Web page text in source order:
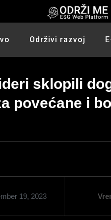
Održivi razvoj
sklopili
povećane i
19, 2023